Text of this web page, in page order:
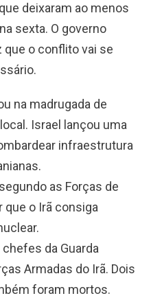
deixaram ao menos
sexta. O governo
que o conflito vai se
na madrugada de
Israel lançou uma
infraestrutura
as Forças de
que o Irã consiga
da Guarda
Armadas do Irã. Dois
foram mortos.